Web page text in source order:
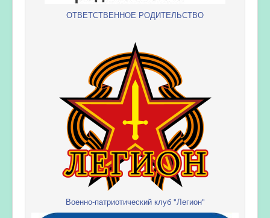
ОТВЕТСТВЕННОЕ РОДИТЕЛЬСТВО
Военно-патриотический клуб "Легион"